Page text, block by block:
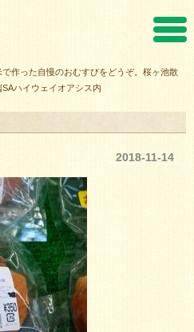
作った自慢のおむすびをどうぞ。桜ヶ池散
ハイウェイオアシス内
2018-11-14